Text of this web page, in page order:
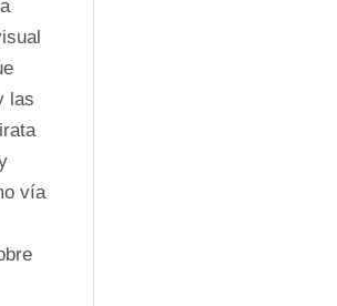
las
vía